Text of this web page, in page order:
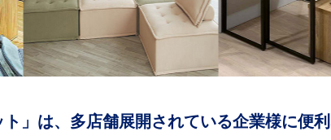
ト」は、多店舗展開されている企業様に便